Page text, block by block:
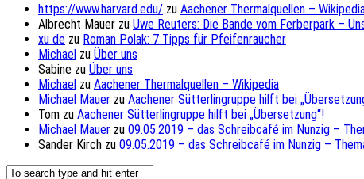
https://www.harvard.edu/ zu Aachener Thermalquellen –
Albrecht Mauer zu Uwe Reuters: Die Bande vom Ferberpark –
xu de zu Roman Polak: 7 Tipps für Pfeifenraucher
Michael zu Über uns
Sabine zu Über uns
Michael zu Aachener Thermalquellen – Wikipedia
Michael Mauer zu Aachener Sütterlingruppe hilft bei
Tom zu Aachener Sütterlingruppe hilft bei „Übersetzung“!
Michael Mauer zu 09.05.2019 – das Schreibcafé im Nunzig –
Sander Kirch zu 09.05.2019 – das Schreibcafé im Nunzig –